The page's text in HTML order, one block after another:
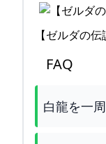
【ゼルダの
FAQ
白龍を一